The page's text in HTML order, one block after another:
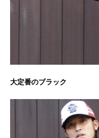
大定番のブラック